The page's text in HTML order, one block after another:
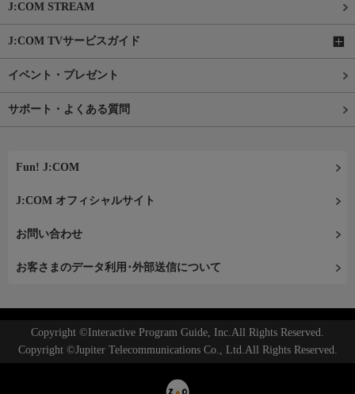
J:COM STREAM
J:COM TVサービスガイド
イベント・プレゼント
サポート・よくある質問
Fun! J:COM
J:COM オフィシャルサイト
お問い合わせ
お客さまのデータ利用･外部送信について
Copyright ©Interactive Program Guide, Inc.All Rights Reserved.
Copyright ©Jupiter Telecommunications Co., Ltd.All Rights Reserved.